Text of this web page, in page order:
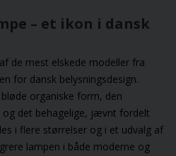
– et ikon i dansk
de mest elskede modeller fra
for dansk belysningsdesign.
organiske form, den
det behagelige, jævnt fordelt
i flere størrelser og i et udvalg af
lampen i både moderne og